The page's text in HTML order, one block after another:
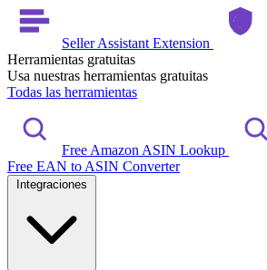
Seller Assistant Extension
Herramientas gratuitas
Usa nuestras herramientas gratuitas
Todas las herramientas
Free Amazon ASIN Lookup
Free EAN to ASIN Converter